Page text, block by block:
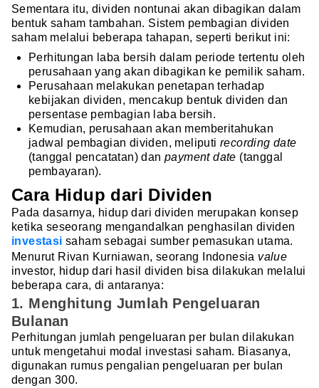
Sementara itu, dividen nontunai akan dibagikan dalam
bentuk saham tambahan. Sistem pembagian dividen
saham melalui beberapa tahapan, seperti berikut ini:
Perhitungan laba bersih dalam periode tertentu oleh
perusahaan yang akan dibagikan ke pemilik saham.
Perusahaan melakukan penetapan terhadap
kebijakan dividen, mencakup bentuk dividen dan
persentase pembagian laba bersih.
Kemudian, perusahaan akan memberitahukan
jadwal pembagian dividen, meliputi recording date
(tanggal pencatatan) dan payment date (tanggal
pembayaran).
Cara Hidup dari Dividen
Pada dasarnya, hidup dari dividen merupakan konsep
ketika seseorang mengandalkan penghasilan dividen
investasi saham sebagai sumber pemasukan utama.
Menurut Rivan Kurniawan, seorang Indonesia value
investor, hidup dari hasil dividen bisa dilakukan melalui
beberapa cara, di antaranya:
1. Menghitung Jumlah Pengeluaran
Bulanan
Perhitungan jumlah pengeluaran per bulan dilakukan
untuk mengetahui modal investasi saham. Biasanya,
digunakan rumus pengalian pengeluaran per bulan
dengan 300.